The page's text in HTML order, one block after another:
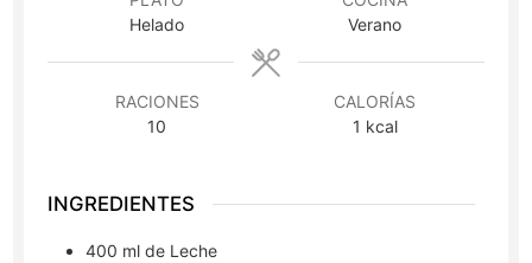
Helado
Verano
RACIONES
10
CALORÍAS
1 kcal
INGREDIENTES
400 ml de Leche